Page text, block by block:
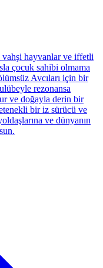
hayvanlar ve iffetli
çocuk sahibi olmama
Avcıları için bir
rezonansa
ve doğayla derin bir
bir iz sürücü ve
ve dünyanın